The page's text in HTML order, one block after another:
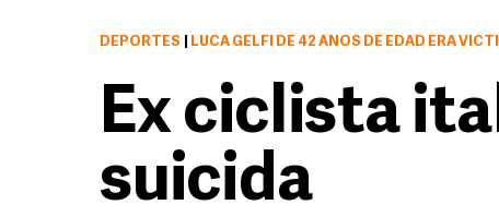
DEPORTES LUCA GELFI DE 42 AÑOS DE EDAD ERA
Ex ciclista
suicida